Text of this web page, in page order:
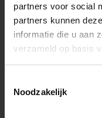
partners voor social
partners kunnen
informatie die u aan
verzameld op basis
Noodzakelijk